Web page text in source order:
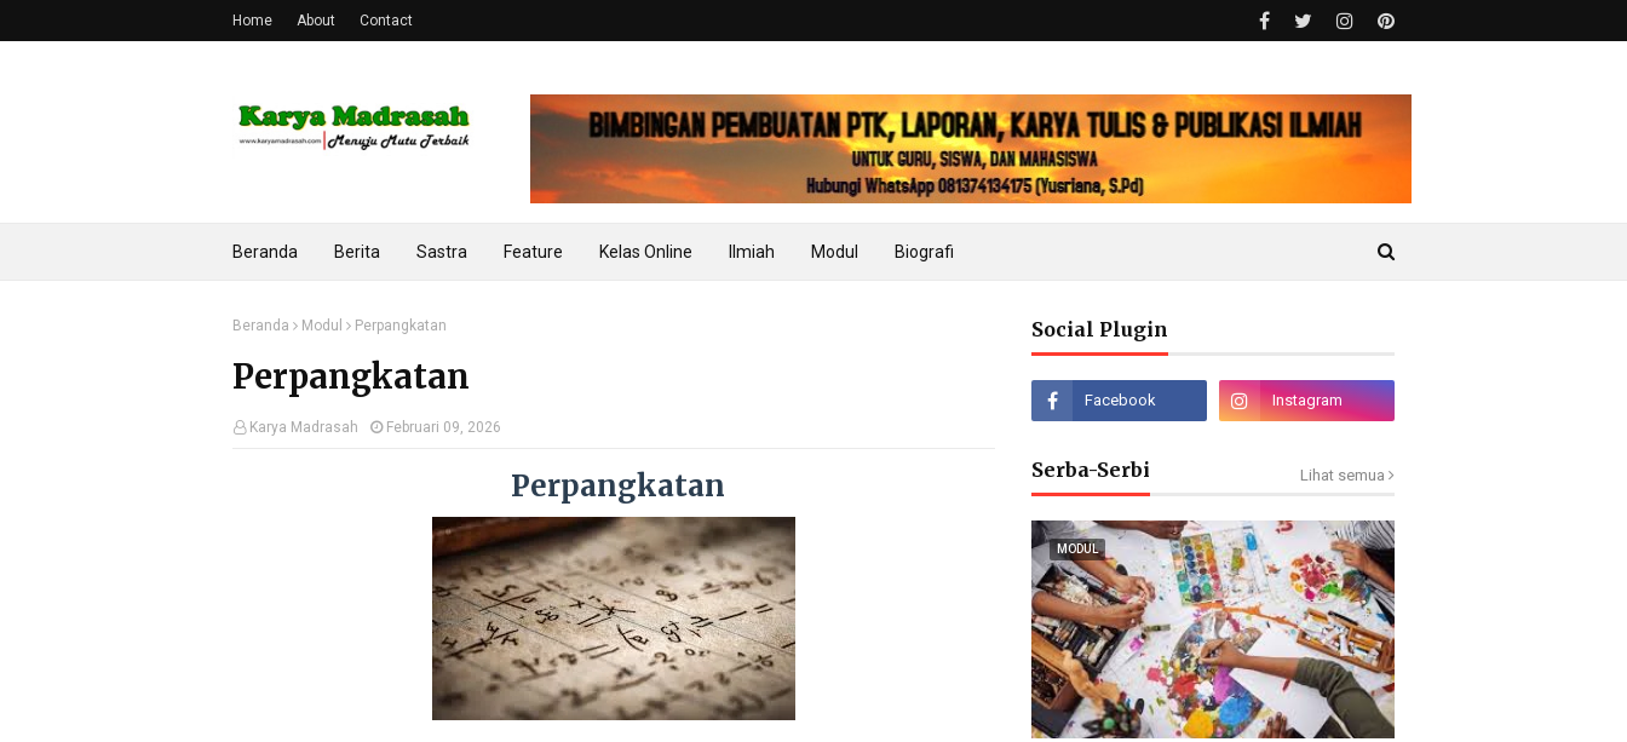
Home About Contact
Beranda Berita Sastra Feature Kelas Online Ilmiah Modul Biografi
Beranda Modul Perpangkatan
Perpangkatan
Karya Madrasah Februari 09, 2026
Perpangkatan
Social Plugin
Serba-Serbi Lihat semua
MODUL